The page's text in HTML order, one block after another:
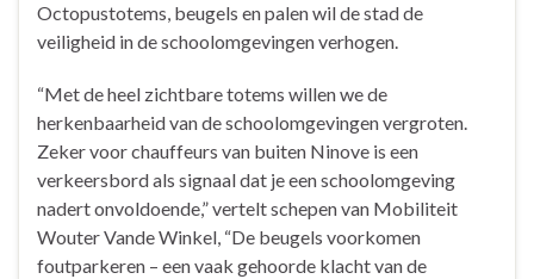
Octopustotems, beugels en palen wil de stad de
veiligheid in de schoolomgevingen verhogen.
“Met de heel zichtbare totems willen we de
herkenbaarheid van de schoolomgevingen vergroten.
Zeker voor chauffeurs van buiten Ninove is een
verkeersbord als signaal dat je een schoolomgeving
nadert onvoldoende,” vertelt schepen van Mobiliteit
Wouter Vande Winkel, “De beugels voorkomen
foutparkeren – een vaak gehoorde klacht van de